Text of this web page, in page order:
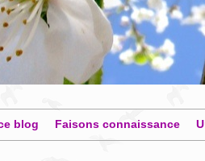
blog Faisons connaissance